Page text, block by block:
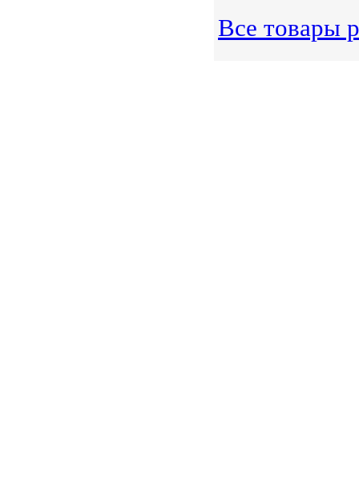
Все товары